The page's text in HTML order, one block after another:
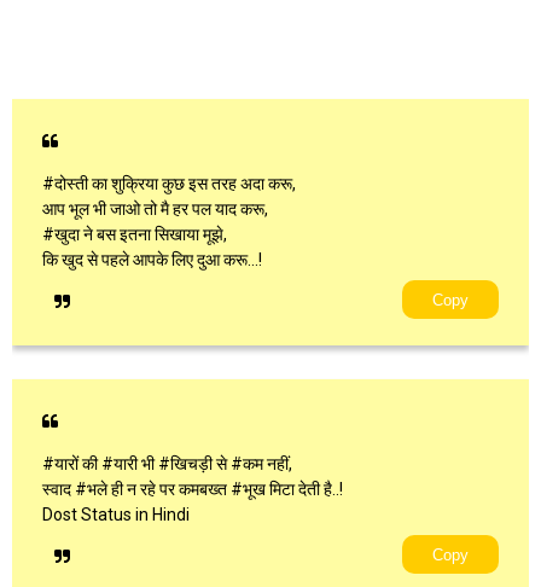
#दोस्ती का शुक्रिया कुछ इस तरह अदा करू,
आप भूल भी जाओ तो मै हर पल याद करू,
#खुदा ने बस इतना सिखाया मूझे,
कि खुद से पहले आपके लिए दुआ करू...!
Copy
#यारों की #यारी भी #खिचड़ी से #कम नहीं,
स्वाद #भले ही न रहे पर कमबख्त #भूख मिटा देती है..!
Dost Status in Hindi
Copy